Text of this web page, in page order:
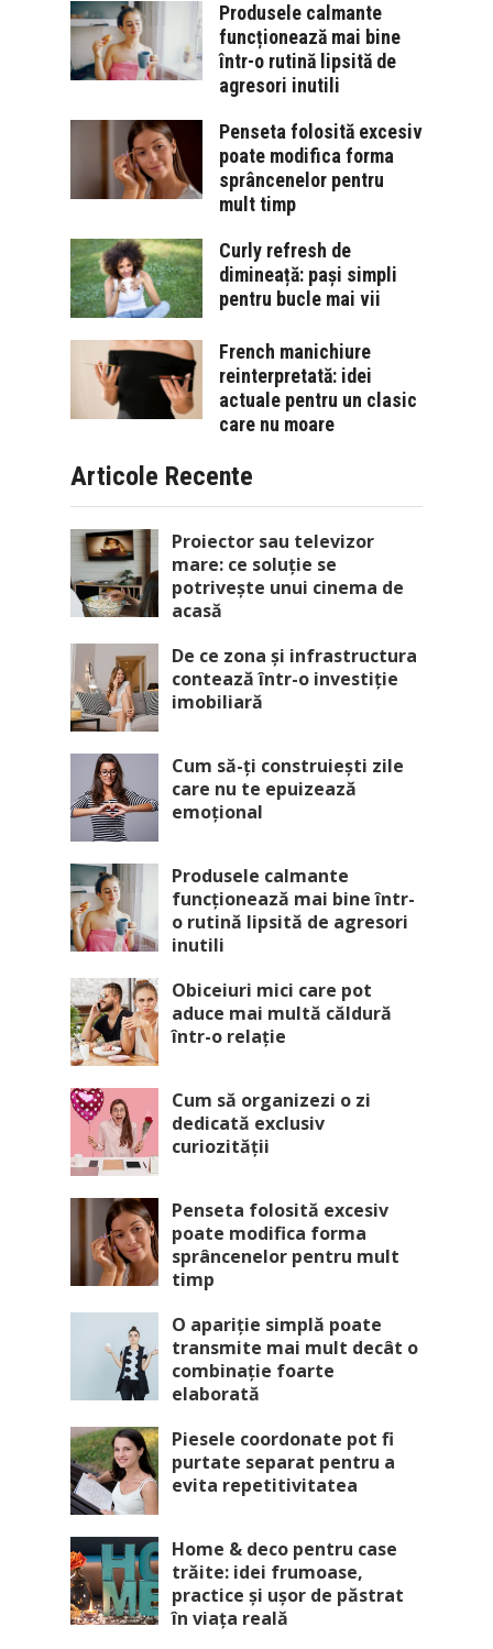
Produsele calmante
funcționează mai bine
într-o rutină lipsită de
agresori inutili
Penseta folosită excesiv
poate modifica forma
sprâncenelor pentru
mult timp
Curly refresh de
dimineață: pași simpli
pentru bucle mai vii
French manichiure
reinterpretată: idei
actuale pentru un clasic
care nu moare
Articole Recente
Proiector sau televizor
mare: ce soluție se
potrivește unui cinema de
acasă
De ce zona și infrastructura
contează într-o investiție
imobiliară
Cum să-ți construiești zile
care nu te epuizează
emoțional
Produsele calmante
funcționează mai bine într-
o rutină lipsită de agresori
inutili
Obiceiuri mici care pot
aduce mai multă căldură
într-o relație
Cum să organizezi o zi
dedicată exclusiv
curiozității
Penseta folosită excesiv
poate modifica forma
sprâncenelor pentru mult
timp
O apariție simplă poate
transmite mai mult decât o
combinație foarte
elaborată
Piesele coordonate pot fi
purtate separat pentru a
evita repetitivitatea
Home & deco pentru case
trăite: idei frumoase,
practice și ușor de păstrat
în viața reală